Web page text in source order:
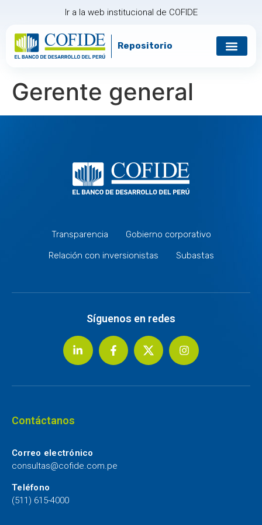
Ir a la web institucional de COFIDE
Repositorio
Gerente general
Transparencia
Gobierno corporativo
Relación con inversionistas
Subastas
Síguenos en redes
Contáctanos
Correo electrónico
consultas@cofide.com.pe
Teléfono
(511) 615-4000